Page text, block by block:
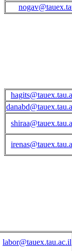
labor@tauex.tau.ac.il